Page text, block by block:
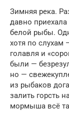
Зимняя река.
давно
белой рыбы.
хотя по слухам
голавля и
были —
но —
из рыбаков
залить горсть
мормыша всё